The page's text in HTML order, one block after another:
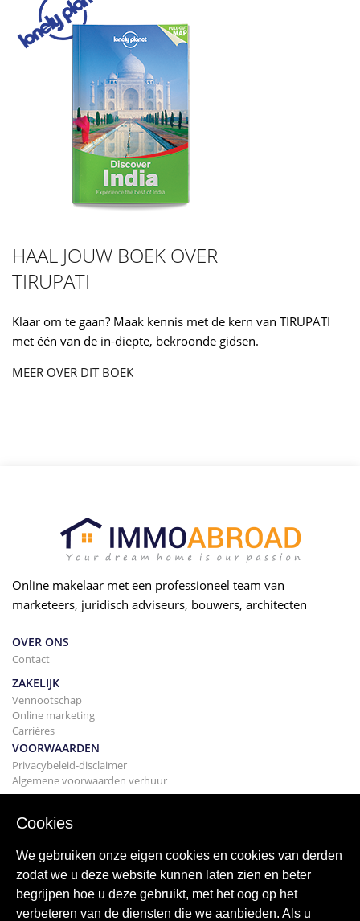
HAAL JOUW BOEK OVER
TIRUPATI
Klaar om te gaan? Maak kennis met de kern van TIRUPATI
met één van de in-diepte, bekroonde gidsen.
MEER OVER DIT BOEK
Online makelaar met een professioneel team van
marketeers, juridisch adviseurs, bouwers, architecten
OVER ONS
Contact
ZAKELIJK
Vennootschap
Online marketing
Carrières
VOORWAARDEN
Privacybeleid-disclaimer
Algemene voorwaarden verhuur
BOUWEN
Projecten
Uw huis kopen
Verkopen
Hypotheek
Zoekservice
Cookies
We gebruiken onze eigen cookies en cookies van derden
zodat we u deze website kunnen laten zien en beter
begrijpen hoe u deze gebruikt, met het oog op het
verbeteren van de diensten die we aanbieden. Als u